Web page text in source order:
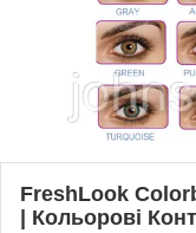
FreshLook
| Кольорові